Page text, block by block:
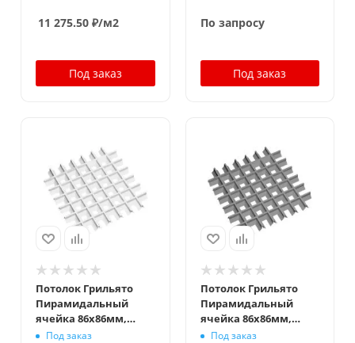
11 275.50 ₽/м2
Под заказ
ширина 10 мм
По запросу
Под заказ
Потолок Грильято
Пирамидальный
ячейка 86х86мм,
белый матовый,
Под заказ
Потолок Грильято
Пирамидальный
ячейка 86х86мм,
металлик, высота
Под заказ